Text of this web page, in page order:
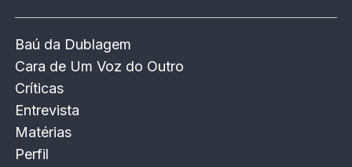
Baú da Dublagem
Cara de Um Voz do Outro
Críticas
Entrevista
Matérias
Perfil